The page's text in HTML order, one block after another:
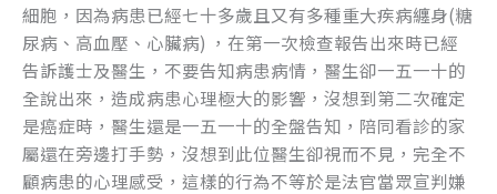
細胞，因為病患已經七十多歲且又有多種重大疾病纏身(糖
尿病、高血壓、心臟病) ，在第一次檢查報告出來時已經
告訴護士及醫生，不要告知病患病情，醫生卻一五一十的
全說出來，造成病患心理極大的影響，沒想到第二次確定
是癌症時，醫生還是一五一十的全盤告知，陪同看診的家
屬還在旁邊打手勢，沒想到此位醫生卻視而不見，完全不
顧病患的心理感受，這樣的行為不等於是法官當眾宣判嫌